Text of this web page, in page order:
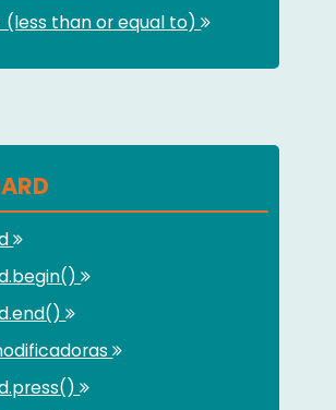
(less than or equal to)